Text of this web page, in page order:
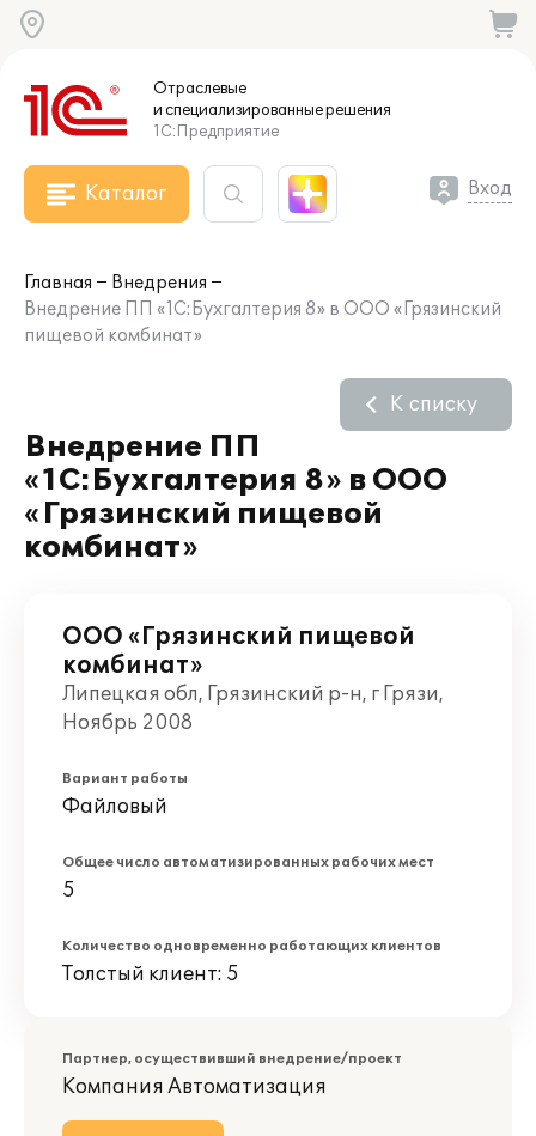
Отраслевые
и специализированныерешения
1С:Предприятие
Каталог Вход
Главная
Внедрения
Внедрение ПП «1С:Бухгалтерия 8» в ООО «Грязинский
пищевой комбинат»
Внедрение ПП
«1С:Бухгалтерия 8» в ООО
«Грязинский пищевой
комбинат»
К списку
ООО «Грязинский пищевой
комбинат»
Липецкая обл, Грязинский р-н, г Грязи,
Ноябрь 2008
Вариант работы
Файловый
Общее число автоматизированных рабочих мест
5
Количество одновременно работающих клиентов
Толстый клиент: 5
Партнер, осуществивший внедрение/проект
Компания Автоматизация